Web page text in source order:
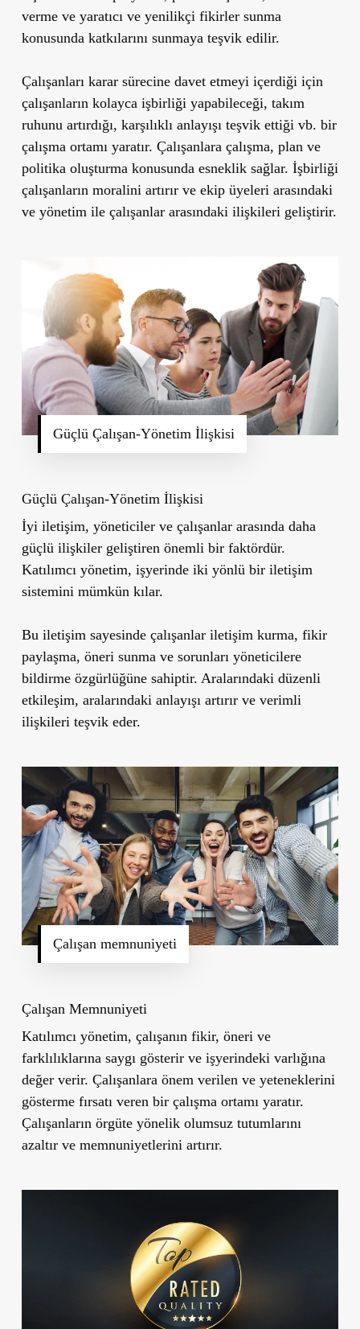
verme ve yaratıcı ve yenilikçi fikirler sunma
konusunda katkılarını sunmaya teşvik edilir.
Çalışanları karar sürecine davet etmeyi içerdiği için
çalışanların kolayca işbirliği yapabileceği, takım
ruhunu artırdığı, karşılıklı anlayışı teşvik ettiği vb. bir
çalışma ortamı yaratır. Çalışanlara çalışma, plan ve
politika oluşturma konusunda esneklik sağlar. İşbirliği
çalışanların moralini artırır ve ekip üyeleri arasındaki
ve yönetim ile çalışanlar arasındaki ilişkileri geliştirir.
Güçlü Çalışan-Yönetim İlişkisi
Güçlü Çalışan-Yönetim İlişkisi
İyi iletişim, yöneticiler ve çalışanlar arasında daha
güçlü ilişkiler geliştiren önemli bir faktördür.
Katılımcı yönetim, işyerinde iki yönlü bir iletişim
sistemini mümkün kılar.
Bu iletişim sayesinde çalışanlar iletişim kurma, fikir
paylaşma, öneri sunma ve sorunları yöneticilere
bildirme özgürlüğüne sahiptir. Aralarındaki düzenli
etkileşim, aralarındaki anlayışı artırır ve verimli
ilişkileri teşvik eder.
Çalışan memnuniyeti
Çalışan Memnuniyeti
Katılımcı yönetim, çalışanın fikir, öneri ve
farklılıklarına saygı gösterir ve işyerindeki varlığına
değer verir. Çalışanlara önem verilen ve yeteneklerini
gösterme fırsatı veren bir çalışma ortamı yaratır.
Çalışanların örgüte yönelik olumsuz tutumlarını
azaltır ve memnuniyetlerini artırır.